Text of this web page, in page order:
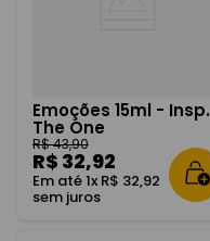
Emoções 15ml - Insp.
The One
R$43,90
R$ 32,92
Em até1x R$ 32,92
sem juros